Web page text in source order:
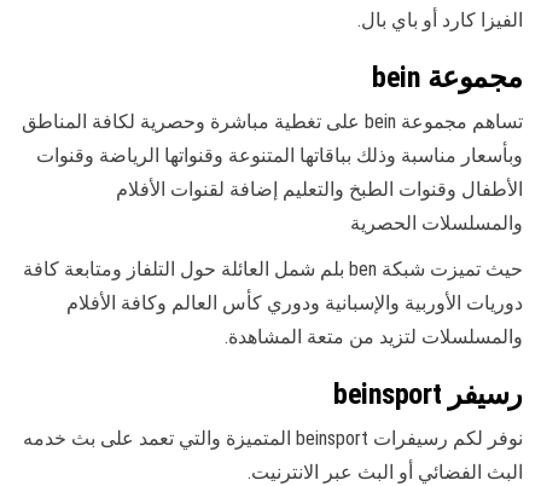
الفيزا كارد أو باي بال.
مجموعة bein
تساهم مجموعة bein على تغطية مباشرة وحصرية لكافة المناطق
وبأسعار مناسبة وذلك بباقاتها المتنوعة وقنواتها الرياضة وقنوات
الأطفال وقنوات الطبخ والتعليم إضافة لقنوات الأفلام
والمسلسلات الحصرية
حيث تميزت شبكة ben بلم شمل العائلة حول التلفاز ومتابعة كافة
دوريات الأوربية والإسبانية ودوري كأس العالم وكافة الأفلام
والمسلسلات لتزيد من متعة المشاهدة.
رسيفر beinsport
نوفر لكم رسيفرات beinsport المتميزة والتي تعمد على بث خدمه
البث الفضائي أو البث عبر الانترنيت.